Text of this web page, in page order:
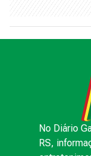
No Diário
RS,